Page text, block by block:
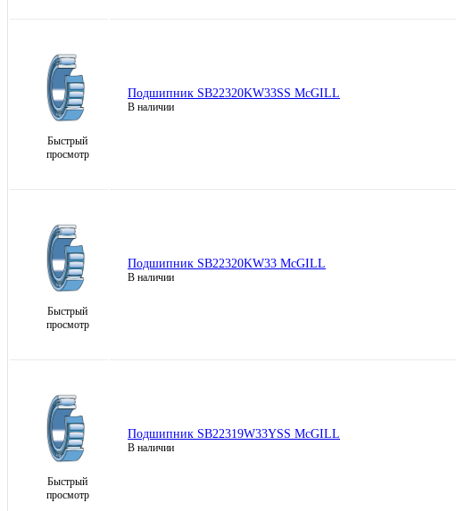
Быстрый
просмотр
Подшипник SB22320KW33SS McGILL
В наличии
Быстрый
просмотр
Подшипник SB22320KW33 McGILL
В наличии
Быстрый
просмотр
Подшипник SB22319W33YSS McGILL
В наличии